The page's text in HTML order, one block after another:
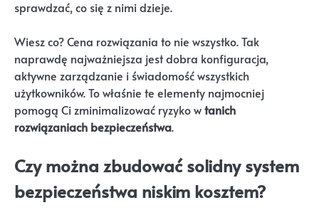
sprawdzać, co się z nimi dzieje.
Wiesz co? Cena rozwiązania to nie wszystko. Tak
naprawdę najważniejsza jest dobra konfiguracja,
aktywne zarządzanie i świadomość wszystkich
użytkowników. To właśnie te elementy najmocniej
pomogą Ci zminimalizować ryzyko wtanich
rozwiązaniach bezpieczeństwa.
Czy można zbudować solidny system
bezpieczeństwa niskim kosztem?